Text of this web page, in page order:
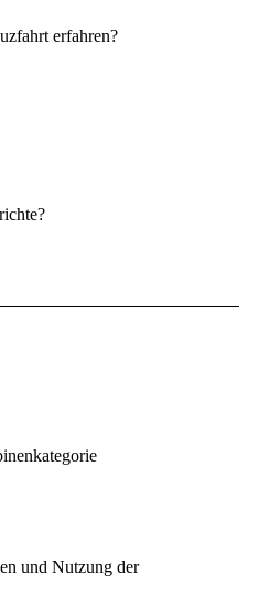
erfahren?
und Nutzung der